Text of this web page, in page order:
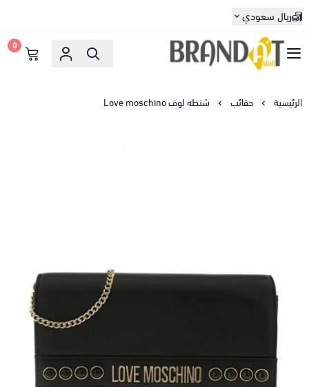
ريال سعودي
براندات مول
0
الرئيسية حقائب شنطه لوف Love moschino